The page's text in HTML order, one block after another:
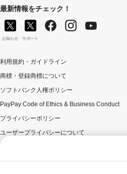
最新情報をチェック！
お知らせ サポート
利用規約・ガイドライン
商標・登録商標について
ソフトバンク人権ポリシー
PayPay Code of Ethics & Business Conduct
プライバシーポリシー
ユーザープライバシーについて
ウェブサイト利用規約